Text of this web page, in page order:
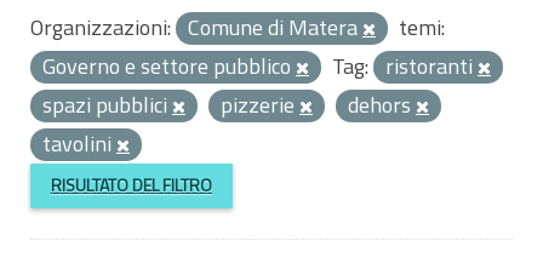
Organizzazioni: Comune di Matera
temi:
Governo e settore pubblico
Tag: ristoranti
spazi pubblici
pizzerie
dehors
tavolini
RISULTATO DEL FILTRO